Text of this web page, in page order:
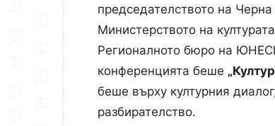
председателството на
Министерството на
Регионалното бюро на
конференцията беше
беше върху културния
разбирателство.